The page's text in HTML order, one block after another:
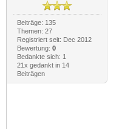
Beiträge: 135
Themen: 27
Registriert seit: Dec 2012
Bewertung: 0
Bedankte sich: 1
21x gedankt in 14
Beiträgen